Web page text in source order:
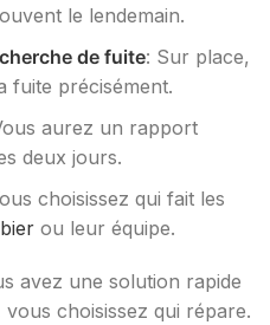
le lendemain.
de fuite: Sur place,
fuite précisément.
aurez un rapport
deux jours.
choisissez qui fait les
ou leur équipe.
avez une solution rapide
choisissez qui répare.